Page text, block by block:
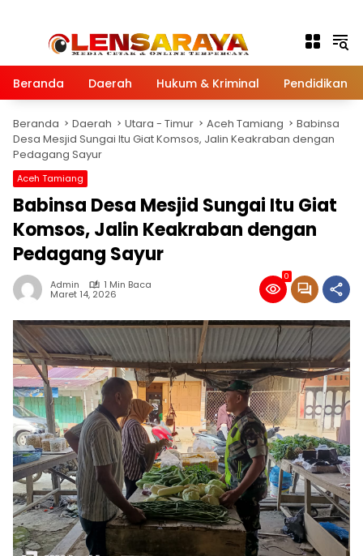
Beranda Daerah Hukum & Kriminal Pendidikan
Beranda Daerah Utara - Timur Aceh Tamiang
Babinsa
Desa Mesjid Sungai Itu Giat Komsos, Jalin Keakraban dengan
Pedagang Sayur
Aceh Tamiang
Babinsa Desa Mesjid Sungai Itu Giat
Komsos, Jalin Keakraban dengan
Pedagang Sayur
Admin 1 Min Baca
Maret 14, 2026
0